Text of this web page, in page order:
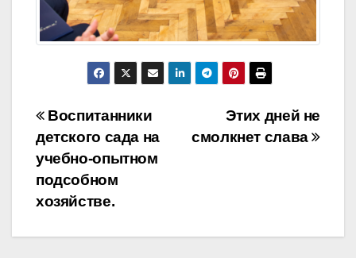
Навигация
по
записям
Этих дней не
смолкнет слава
Воспитанники
детского сада на
учебно-опытном
подсобном
хозяйстве.